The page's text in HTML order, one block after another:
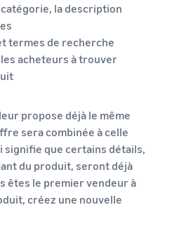
la description
termes de recherche
acheteurs à trouver
propose déjà le même
sera combinée à celle
signifie que certains détails,
du produit, seront déjà
êtes le premier vendeur à
créez une nouvelle